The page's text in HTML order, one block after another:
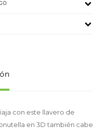
con este llavero de
en 3D también cabe